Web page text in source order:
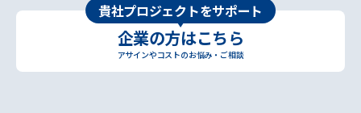
貴社プロジェクトをサポート
企業の方はこちら
アサインやコストのお悩み・ご相談